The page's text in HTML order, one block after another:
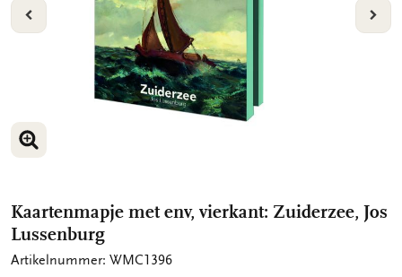
VORIGE
VERGROOT AFBEELDING
VERGROOT AFBEELDING
Kaartenmapje met env, vierkant: Zuiderzee, Jos
Lussenburg
Artikelnummer: WMC1396